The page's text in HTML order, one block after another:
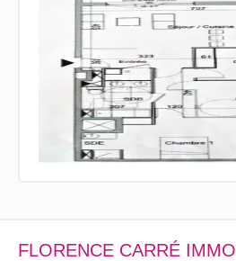
FLORENCE CARRÉ IMMO